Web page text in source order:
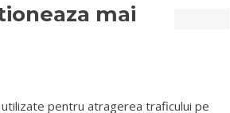
mai
pentru atragerea traficului pe